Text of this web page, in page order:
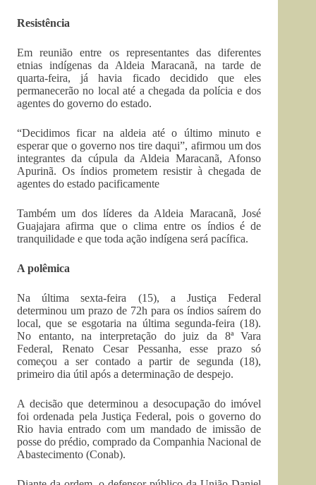
Resistência
Em reunião entre os representantes das diferentes
etnias indígenas da Aldeia Maracanã, na tarde de
quarta-feira, já havia ficado decidido que eles
permanecerão no local até a chegada da polícia e dos
agentes do governo do estado.
“Decidimos ficar na aldeia até o último minuto e
esperar que o governo nos tire daqui”, afirmou um dos
integrantes da cúpula da Aldeia Maracanã, Afonso
Apurinã. Os índios prometem resistir à chegada de
agentes do estado pacificamente
Também um dos líderes da Aldeia Maracanã, José
Guajajara afirma que o clima entre os índios é de
tranquilidade e que toda ação indígena será pacífica.
A polêmica
Na última sexta-feira (15), a Justiça Federal
determinou um prazo de 72h para os índios saírem do
local, que se esgotaria na última segunda-feira (18).
No entanto, na interpretação do juiz da 8ª Vara
Federal, Renato Cesar Pessanha, esse prazo só
começou a ser contado a partir de segunda (18),
primeiro dia útil após a determinação de despejo.
A decisão que determinou a desocupação do imóvel
foi ordenada pela Justiça Federal, pois o governo do
Rio havia entrado com um mandado de imissão de
posse do prédio, comprado da Companhia Nacional de
Abastecimento (Conab).